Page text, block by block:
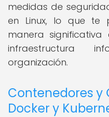
medidas de
en Linux, lo que te
manera
infraestructura
organización.
Contenedores y
Docker y